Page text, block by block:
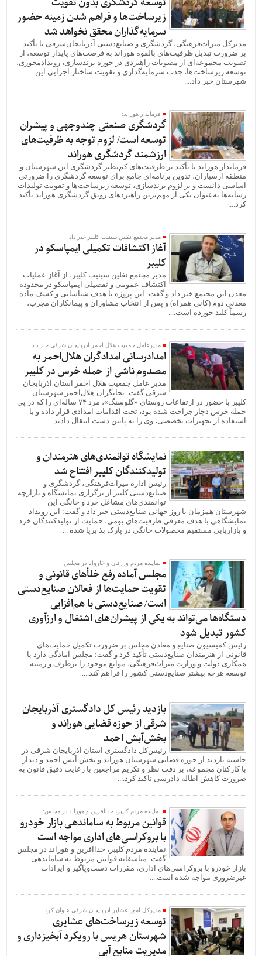
زیرساخت‌ها و فراهم شدن زمینه حضور
سرمایه‌گذاران محقق نخواهد شد
مدیرکل میراث‌فرهنگی، گردشگری و صنایع‌دستی آذربایجان‌شرقی با تأکید
بر ضرورت تبدیل ظرفیت‌های بالقوه هوراند به فرصت‌های پایدار توسعه، از
تصویب مجموعه‌ای از مصوبات راهبردی در حوزه برندسازی، رویدادمحوری،
توسعه زیرساخت‌ها، جذب سرمایه‌گذاری و تقویت ساختار اجرایی این
شهرستان خبر داد....
فرماندار هوراند:
گردشگری صنعتی چندوجهی و پیشران
توسعه است/ لزوم توجه به ظرفیت‌های
ارزشمند گردشگری هوراند
فرماندار هوراند با تأکید بر ظرفیت‌های کم‌نظیر گردشگری این شهرستان و
منطقه ارسباران، تدوین برنامه‌ای جامع برای توسعه گردشگری را ضرورتی
اساسی دانست و بر لزوم برندسازی، توسعه زیرساخت‌ها و تقویت تولیدات
رسانه‌ها به‌عنوان یکی از مهم‌ترین راهبردهای رونق گردشگری هوراند تأکید
کرد....
مدیر مجتمع نفلین سینیت کلیبر خبر داد
آغاز اکتشافات تکمیلی ایمپاسکو در
کلیبر
مدیر مجتمع نفلین سینیت کلیبر، از آغاز عملیات
اکتشاف عمومی و تفصیلی ایمپاسکو در محدوده
معدن این مجتمع خبر داد و گفت: این پروژه با هدف شناسایی و کشف ماده
معدنی دوم (کانی همراه) و پس از انتخاب مشاوران و پیمانکاران مجرب،
رسماً کلید خورده است....
مدیرعامل جمعیت هلال احمر آذربایجان شرقی خبر داد
امدادرسانی امدادگران هلال‌احمر به
مصدوم ناشی از حمله خرس در کلیبر
مدیر عامل جمعیت هلال احمر استان آذربایجان
شرقی گفت: نجاتگران هلال‌احمر شهرستان
کلیبر با حضور در ارتفاعات روستای «گلوسنگ»، مرد ۷۴ ساله‌ای را که در پی
حمله خرس دچار جراحت شده بود، تحت اقدامات امدادی قرار داده و با
استفاده از تجهیزات تخصصی، وی را به پایین دست انتقال دادند....
نمایشگاه توانمندی‌های هنرمندان و
تولیدکنندگان کلیبر افتتاح شد
رئیس اداره میراث‌فرهنگی، گردشگری و
صنایع‌دستی کلیبر از برگزاری نمایشگاه و بازارچه
توانمندی‌های مشاغل خرد و خانگی این
شهرستان همزمان با روز جهانی صنایع‌دستی خبر داد و گفت: این رویداد
نمایشگاهی با هدف معرفی ظرفیت‌های بومی، حمایت از تولیدکنندگان خرد
و بازاریابی مستقیم محصولات خانگی در پارک بذ برپا شده ...
نماینده مردم ورزقان و خاروانا در مجلس:
مجلس آماده رفع خلأهای قانونی و
تقویت حمایت‌ها از فعالان صنایع‌دستی
است/ صنایع‌دستی با هم‌افزایی
دستگاه‌ها می‌تواند به یکی از پیشران‌های اشتغال و ارزآوری
کشور تبدیل شود
رئیس کمیسیون صنایع و معادن مجلس بر ضرورت تکمیل حمایت‌های
قانونی از هنرمندان صنایع‌دستی تأکید کرد و گفت: مجلس آمادگی دارد با
همکاری دولت و وزارت میراث‌فرهنگی، موانع موجود را برطرف و زمینه
توسعه هرچه بیشتر صنایع‌دستی کشور را فراهم کند....
بازدید رئیس کل دادگستری آذربایجان
شرقی از حوزه قضایی هوراند و
بخش‌آبش احمد
رئیس‌کل دادگستری استان آذربایجان شرقی در
حاشیه بازدید از حوزه قضایی شهرستان هوراند و بخش آبش احمد و دیدار
با کارکنان مجموعه، بر دقت نظر و تکریم مراجعین با رعایت دقیق قانون به
ضرورت کاهش اطاله دادرسی تاکید کرد....
نماینده مردم کلیبر، خداآفرین و هوراند در مجلس:
قوانین مربوط به ساماندهی بازار خودرو
با بروکراسی‌های اداری مواجه است
نماینده مردم کلیبر، خداآفرین و هوراند در مجلس
گفت: متاسفانه قوانین مربوط به ساماندهی
بازار خودرو با بروکراسی‌های اداری، مقررات دست‌وپاگیر و ایرادات
غیرضروری مواجه شده است....
مدیرکل امور عشایر آذربایجان شرقی عنوان کرد
توسعه زیرساخت‌های عشایری
شهرستان هریس با رویکرد آبخیزداری و
مدیریت منابع آبی